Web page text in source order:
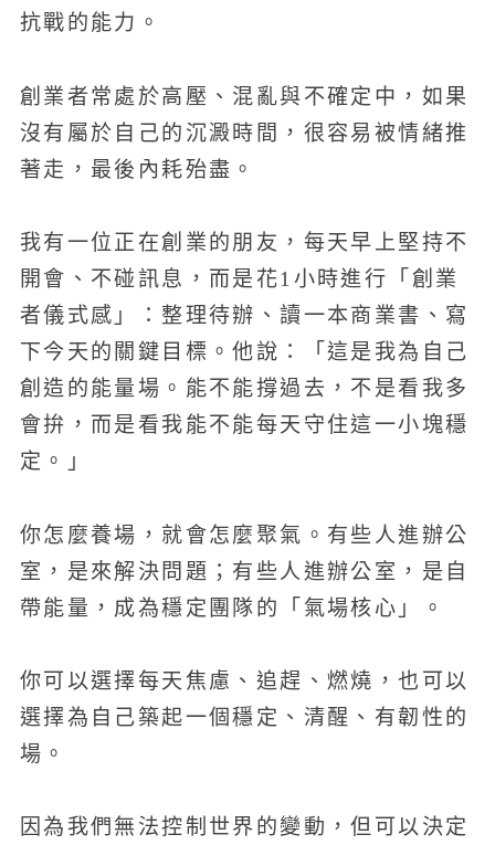
抗戰的能力。
創業者常處於高壓、混亂與不確定中，如果
沒有屬於自己的沉澱時間，很容易被情緒推
著走，最後內耗殆盡。
我有一位正在創業的朋友，每天早上堅持不
開會、不碰訊息，而是花1小時進行「創業
者儀式感」：整理待辦、讀一本商業書、寫
下今天的關鍵目標。他說：「這是我為自己
創造的能量場。能不能撐過去，不是看我多
會拚，而是看我能不能每天守住這一小塊穩
定。」
你怎麼養場，就會怎麼聚氣。有些人進辦公
室，是來解決問題；有些人進辦公室，是自
帶能量，成為穩定團隊的「氣場核心」。
你可以選擇每天焦慮、追趕、燃燒，也可以
選擇為自己築起一個穩定、清醒、有韌性的
場。
因為我們無法控制世界的變動，但可以決定